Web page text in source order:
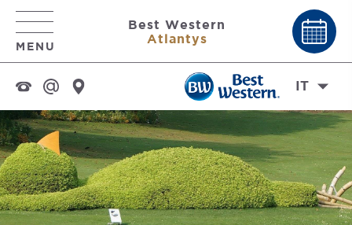
MENU
Best Western
Atlantys
IT